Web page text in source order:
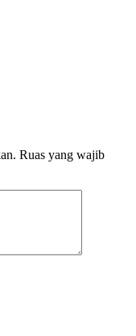
Ruas yang wajib